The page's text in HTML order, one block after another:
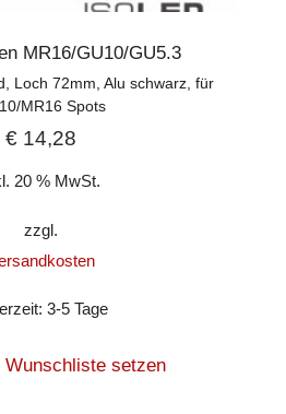
MR16/GU10/GU5.3
Loch 72mm, Alu schwarz, für
MR16 Spots
€ 14,28
20 % MwSt.
zzgl.
3-5 Tage
Wunschliste setzen